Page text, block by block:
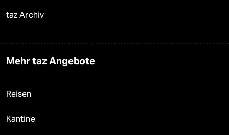
taz Archiv
Mehr taz Angebote
Reisen
Kantine